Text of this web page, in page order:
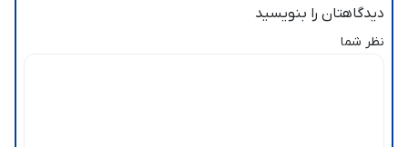
دیدگاهتان را بنویسید
نظر شما